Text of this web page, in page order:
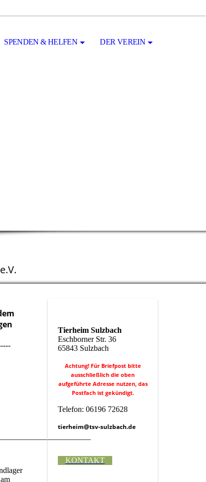
SPENDEN & HELFEN DER VEREIN
Tierheim Sulzbach
Eschborner Str. 36
65843 Sulzbach
Achtung! Für Briefpost bitte
ausschließlich die oben
aufgeführte Adresse nutzen, das
Postfach ist gekündigt.
Telefon: 06196 72628
tierheim@tsv-sulzbach.de
KONTAKT